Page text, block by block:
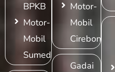
BPKB
Motor-
Mobil
Sumedang
Motor-
Mobil
Cirebon
Gadai